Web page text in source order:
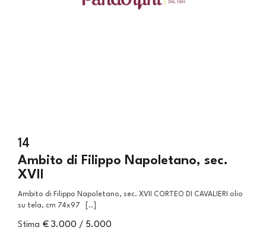
14
Ambito di Filippo Napoletano, sec.
XVII
Ambito di Filippo Napoletano, sec. XVII CORTEO DI CAVALIERI olio
su tela, cm 74x97 [..]
Stima € 3.000 / 5.000